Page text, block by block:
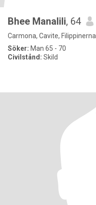
Bhee Manalili, 64
Carmona, Cavite, Filippinerna
Söker: Man 65 - 70
Civilstånd: Skild